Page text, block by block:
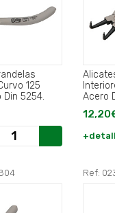
125
5254.
Acero
Ref: